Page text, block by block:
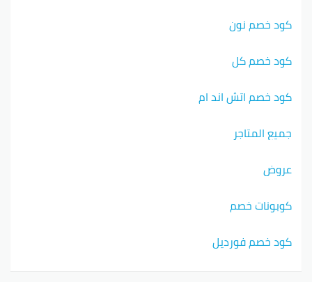
كود خصم نون
كود خصم كل
كود خصم اتش اند ام
جميع المتاجر
عروض
كوبونات خصم
كود خصم فورديل